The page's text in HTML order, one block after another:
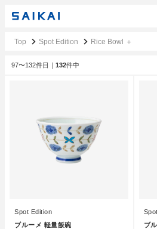
Top Spot Edition Rice Bowl ＋
97〜132件目｜ 132件中
Spot Edition
ブルーメ 軽量飯碗
ブ